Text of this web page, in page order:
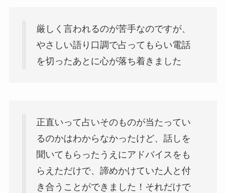
厳しく言われるのが苦手なのですが、
やさしい語り口調で占ってもらい電話
を切ったあとに心が落ち着きました
正直いって占いそのものが当たってい
るのかはわからなかったけど、話しを
聞いてもらったうえにアドバイスをも
らえただけで、諦めかけていた人と付
き合うことができました！それだけで